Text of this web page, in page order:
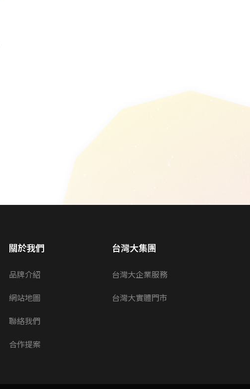
關於我們
品牌介紹
網站地圖
聯絡我們
合作提案
台灣大集團
台灣大企業服務
台灣大實體門市